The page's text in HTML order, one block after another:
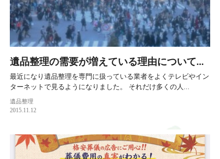
遺品整理の需要が増えている理由について...
最近になり遺品整理を専門に扱っている業者をよくテレビやイン
ターネットで見るようになりました。 それだけ多くの人...
遺品整理
2015.11.12